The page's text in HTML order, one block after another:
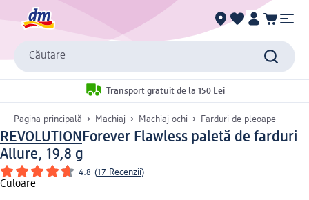
Căutare
Transport gratuit de la 150 Lei
Pagina principală Machiaj Machiaj ochi Farduri de pleoape
REVOLUTIONForever Flawless paletă de farduri
Allure, 19,8 g
4.8 (17 Recenzii)
Culoare